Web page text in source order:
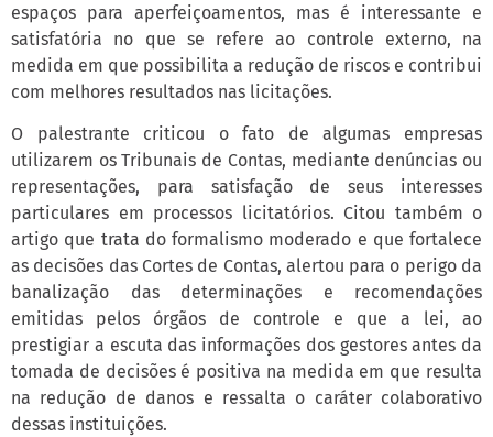
espaços para aperfeiçoamentos, mas é interessante e
satisfatória no que se refere ao controle externo, na
medida em que possibilita a redução de riscos e contribui
com melhores resultados nas licitações.
O palestrante criticou o fato de algumas empresas
utilizarem os Tribunais de Contas, mediante denúncias ou
representações, para satisfação de seus interesses
particulares em processos licitatórios. Citou também o
artigo que trata do formalismo moderado e que fortalece
as decisões das Cortes de Contas, alertou para o perigo da
banalização das determinações e recomendações
emitidas pelos órgãos de controle e que a lei, ao
prestigiar a escuta das informações dos gestores antes da
tomada de decisões é positiva na medida em que resulta
na redução de danos e ressalta o caráter colaborativo
dessas instituições.